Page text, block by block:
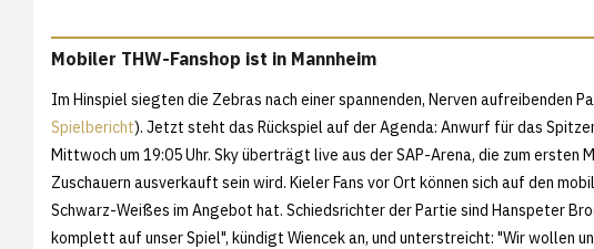
Mobiler THW-Fanshop ist in Mannheim
Im Hinspiel siegten die Zebras nach einer spannenden, Nerven aufreibenden
Spielbericht). Jetzt steht das Rückspiel auf der Agenda: Anwurf für das
Mittwoch um 19:05 Uhr. Sky überträgt live aus der SAP-Arena, die zum ersten
Zuschauern ausverkauft sein wird. Kieler Fans vor Ort können sich auf den
Schwarz-Weißes im Angebot hat. Schiedsrichter der Partie sind Hanspeter
komplett auf unser Spiel", kündigt Wiencek an, und unterstreicht: "Wir wollen